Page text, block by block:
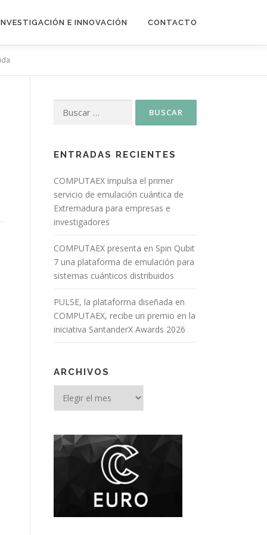
E INNOVACIÓN CONTACTO
ENTRADAS RECIENTES
COMPUTAEX impulsa el primer
servicio de emulación cuántica de
Extremadura para empresas e
investigadores
COMPUTAEX presenta en Spin Qubit
7 una plataforma de emulación para
sistemas cuánticos distribuidos
PULSE, la plataforma diseñada en
COMPUTAEX, recibe un premio en la
iniciativa SantanderX Awards 2026
ARCHIVOS